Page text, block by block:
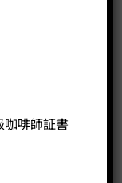
咖啡師証書